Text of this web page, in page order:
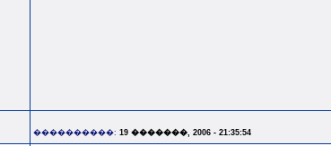
����������: 19 �������, 2006 - 21:35:54